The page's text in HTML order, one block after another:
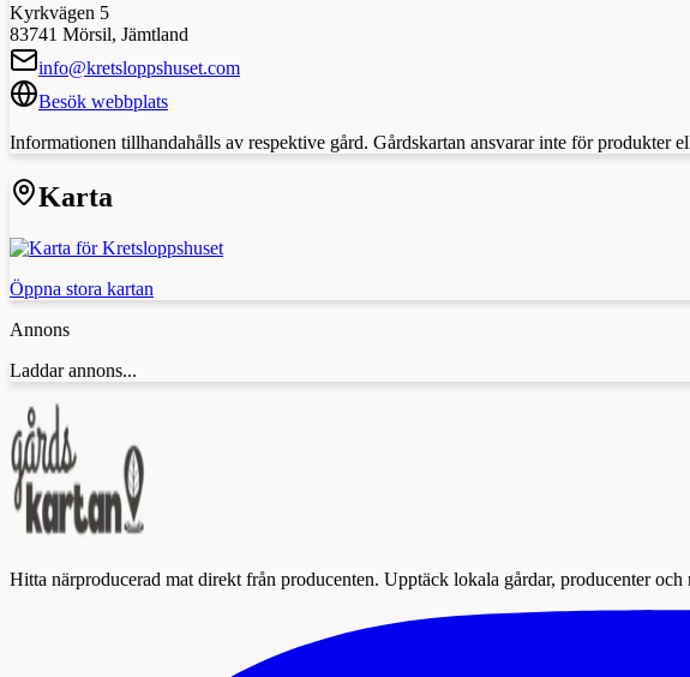
Kyrkvägen 5
83741 Mörsil, Jämtland
info@kretsloppshuset.com
Besök webbplats
Informationen tillhandahålls av respektive gård. Gårdskartan ansvarar inte för produkter
Karta
Öppna stora kartan
Annons
Laddar annons...
Hitta närproducerad mat direkt från producenten. Upptäck lokala gårdar, producenter och